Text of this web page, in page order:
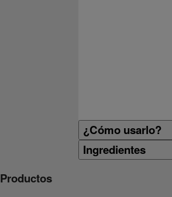
¿Cómo usarlo?
Ingredientes
Productos